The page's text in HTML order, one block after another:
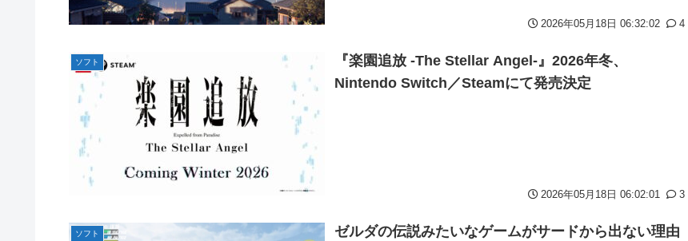
【ミリマス】6年後のアイドル達はどんな感じになってるんだろう
【デレマス】 和久井留美「夢を作って、いつか遊んで」
ドンキのうなぎ食べた14人が食中毒…3歳児から75歳まで被害
「日本放送協会です」と名乗る男にドアを開けたら地獄…テレビもないのに居座り脅迫してきたNHK集金人を警察に通報して
黙らせた←警察官の神対応に感謝しかない
参政党・神谷代表、高市政権の食料品減税を「天下の愚策」と一刀両断
福岡県議会「海外旅行じゃない、海外活動だ！」→視察費2.65億円公開で再炎上ｗｗｗ
【デレマス】 紗南「アイドルに似合うポケモン？」
2026年05月18日 06:32:02 4
ソフト
『楽園追放 -The Stellar Angel-』2026年冬、
Nintendo Switch／Steamにて発売決定
2026年05月18日 06:02:01 3
ソフト ゼルダの伝説みたいなゲームがサードから出ない理由